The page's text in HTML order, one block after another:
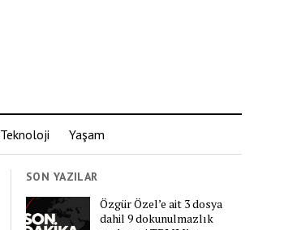
Teknoloji Yaşam
SON YAZILAR
Özgür Özel’e ait 3 dosya
dahil 9 dokunulmazlık